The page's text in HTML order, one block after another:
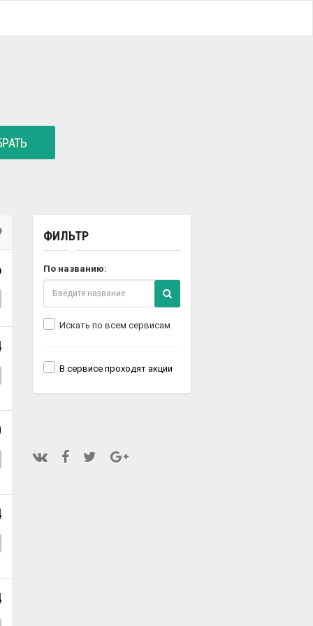
ФИЛЬТР
По названию:
Искать по всем сервисам
В сервисе проходят акции